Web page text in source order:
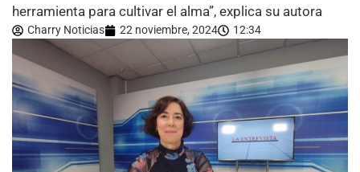
herramienta para cultivar el alma”, explica su autora
Charry Noticias 22 noviembre, 2024 12:34